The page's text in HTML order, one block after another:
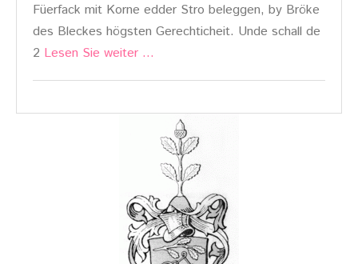
Füerfack mit Korne edder Stro beleggen, by Bröke
des Bleckes högsten Gerechticheit. Unde schall de
2 Lesen Sie weiter …